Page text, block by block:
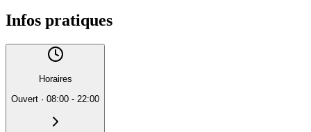
Infos pratiques
Horaires
Ouvert · 08:00 - 22:00